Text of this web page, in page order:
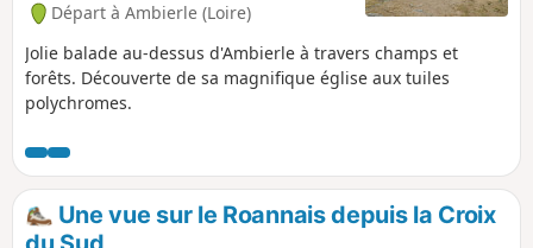
Départ à Ambierle (Loire)
Jolie balade au-dessus d'Ambierle à travers champs et
forêts. Découverte de sa magnifique église aux tuiles
polychromes.
Une vue sur le Roannais depuis la Croix